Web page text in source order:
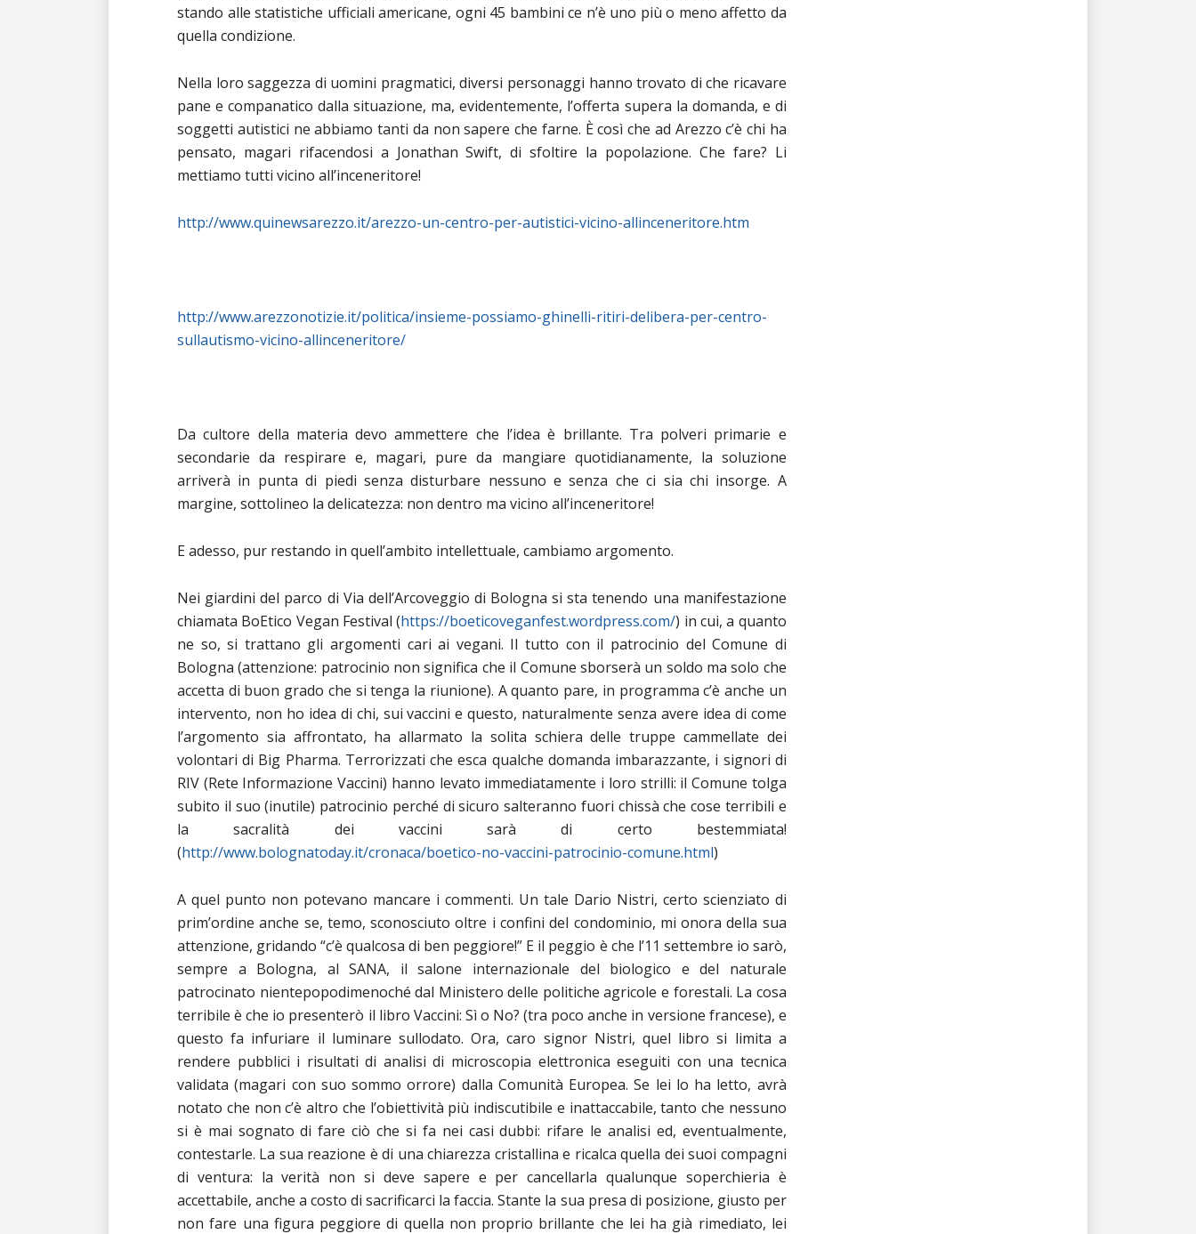
stando alle statistiche ufficiali americane, ogni 45 bambini ce n’è uno più o meno affetto da
quella condizione.
Nella loro saggezza di uomini pragmatici, diversi personaggi hanno trovato di che ricavare
pane e companatico dalla situazione, ma, evidentemente, l’offerta supera la domanda, e di
soggetti autistici ne abbiamo tanti da non sapere che farne. È così che ad Arezzo c’è chi ha
pensato, magari rifacendosi a Jonathan Swift, di sfoltire la popolazione. Che fare? Li
mettiamo tutti vicino all’inceneritore!
http://www.quinewsarezzo.it/arezzo-un-centro-per-autistici-vicino-allinceneritore.htm
http://www.arezzonotizie.it/politica/insieme-possiamo-ghinelli-ritiri-delibera-per-centro-
sullautismo-vicino-allinceneritore/
Da cultore della materia devo ammettere che l’idea è brillante. Tra polveri primarie e
secondarie da respirare e, magari, pure da mangiare quotidianamente, la soluzione
arriverà in punta di piedi senza disturbare nessuno e senza che ci sia chi insorge. A
margine, sottolineo la delicatezza: non dentro ma vicino all’inceneritore!
E adesso, pur restando in quell’ambito intellettuale, cambiamo argomento.
Nei giardini del parco di Via dell’Arcoveggio di Bologna si sta tenendo una manifestazione
chiamata BoEtico Vegan Festival (https://boeticoveganfest.wordpress.com/) in cui, a quanto
ne so, si trattano gli argomenti cari ai vegani. Il tutto con il patrocinio del Comune di
Bologna (attenzione: patrocinio non significa che il Comune sborserà un soldo ma solo che
accetta di buon grado che si tenga la riunione). A quanto pare, in programma c’è anche un
intervento, non ho idea di chi, sui vaccini e questo, naturalmente senza avere idea di come
l’argomento sia affrontato, ha allarmato la solita schiera delle truppe cammellate dei
volontari di Big Pharma. Terrorizzati che esca qualche domanda imbarazzante, i signori di
RIV (Rete Informazione Vaccini) hanno levato immediatamente i loro strilli: il Comune tolga
subito il suo (inutile) patrocinio perché di sicuro salteranno fuori chissà che cose terribili e
la sacralità dei vaccini sarà di certo bestemmiata!
(http://www.bolognatoday.it/cronaca/boetico-no-vaccini-patrocinio-comune.html)
A quel punto non potevano mancare i commenti. Un tale Dario Nistri, certo scienziato di
prim’ordine anche se, temo, sconosciuto oltre i confini del condominio, mi onora della sua
attenzione, gridando “c’è qualcosa di ben peggiore!” E il peggio è che l’11 settembre io sarò,
sempre a Bologna, al SANA, il salone internazionale del biologico e del naturale
patrocinato nientepopodimenoché dal Ministero delle politiche agricole e forestali. La cosa
terribile è che io presenterò il libro Vaccini: Sì o No? (tra poco anche in versione francese), e
questo fa infuriare il luminare sullodato. Ora, caro signor Nistri, quel libro si limita a
rendere pubblici i risultati di analisi di microscopia elettronica eseguiti con una tecnica
validata (magari con suo sommo orrore) dalla Comunità Europea. Se lei lo ha letto, avrà
notato che non c’è altro che l’obiettività più indiscutibile e inattaccabile, tanto che nessuno
si è mai sognato di fare ciò che si fa nei casi dubbi: rifare le analisi ed, eventualmente,
contestarle. La sua reazione è di una chiarezza cristallina e ricalca quella dei suoi compagni
di ventura: la verità non si deve sapere e per cancellarla qualunque soperchieria è
accettabile, anche a costo di sacrificarci la faccia. Stante la sua presa di posizione, giusto per
non fare una figura peggiore di quella non proprio brillante che lei ha già rimediato, lei